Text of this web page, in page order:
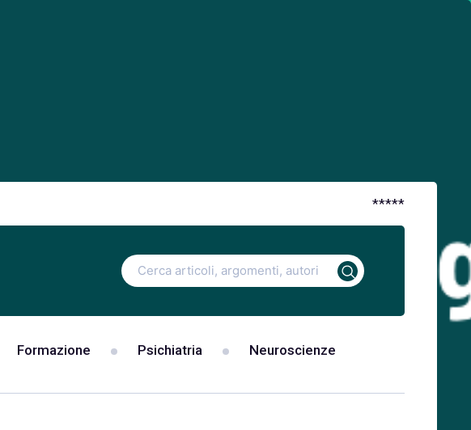
*****
Ricerca
per:
Formazione Psichiatria Neuroscienze